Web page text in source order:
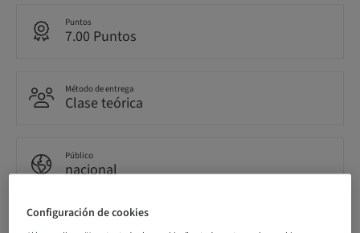
Puntos
7.00 Puntos
Método de entrega
Clase teórica
Público
nacional
Configuración de cookies